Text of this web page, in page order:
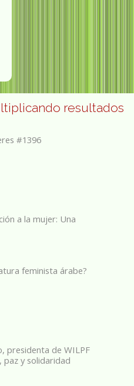
resultados
#1396
a la mujer: Una
feminista árabe?
presidenta de WILPF
paz y solidaridad